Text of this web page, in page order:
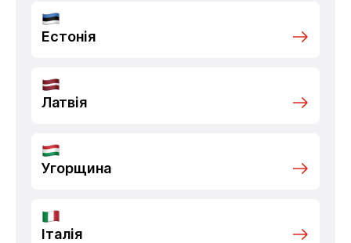
Естонія
Латвія
Угорщина
Італія